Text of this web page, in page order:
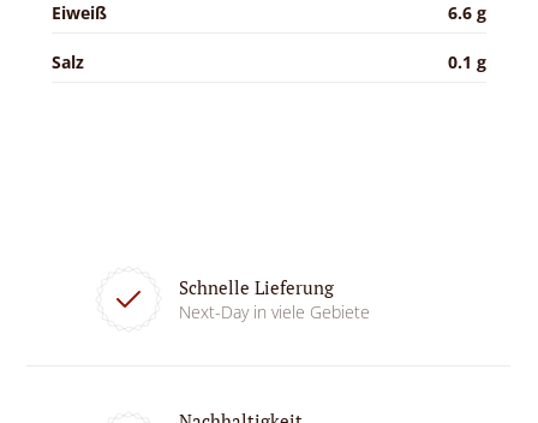
Eiweiß 6.6 g
Salz 0.1 g
Schnelle Lieferung
Next-Day in viele Gebiete